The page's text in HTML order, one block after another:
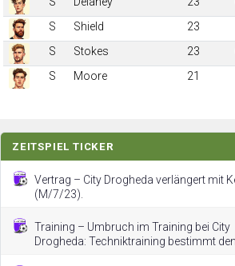
S
Shield 23
S
Stokes 23
S
Moore 21
ZEITSPIEL TICKER
Vertrag – City Drogheda verlängert mit
(M/7/23).
Training – Umbruch im Training bei City
Drogheda: Techniktraining bestimmt